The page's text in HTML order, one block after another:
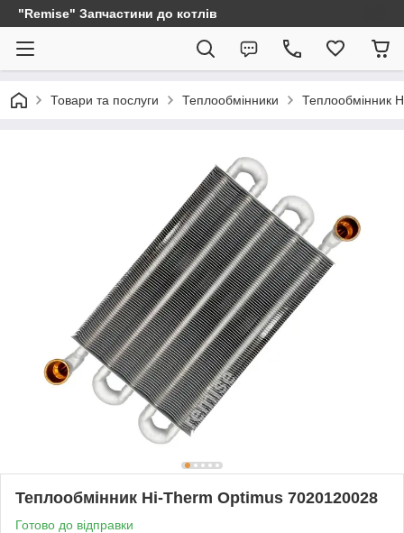
"Remise" Запчастини до котлів
Товари та послуги Теплообмінники Теплообмінник
Теплообмінник Hi-Therm Optimus 7020120028
Готово до відправки